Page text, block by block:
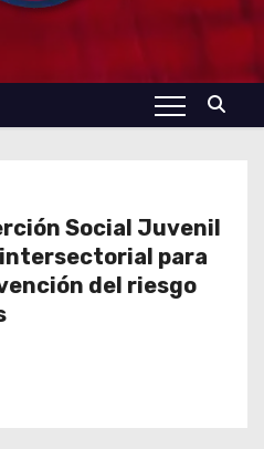
Social Juvenil
para
del riesgo